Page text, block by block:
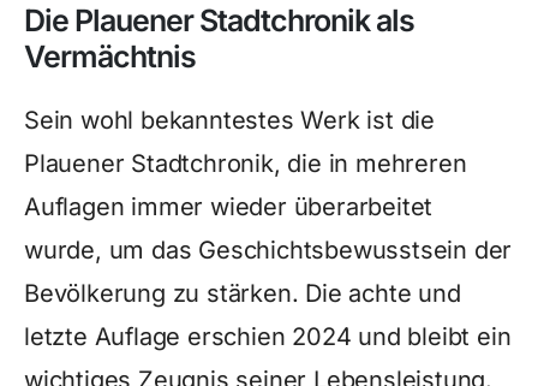
Die Plauener Stadtchronik als
Vermächtnis
Sein wohl bekanntestes Werk ist die
Plauener Stadtchronik, die in mehreren
Auflagen immer wieder überarbeitet
wurde, um das Geschichtsbewusstsein der
Bevölkerung zu stärken. Die achte und
letzte Auflage erschien 2024 und bleibt ein
wichtiges Zeugnis seiner Lebensleistung.